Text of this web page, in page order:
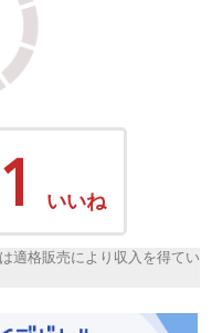
いいね
適格販売により収入を得てい